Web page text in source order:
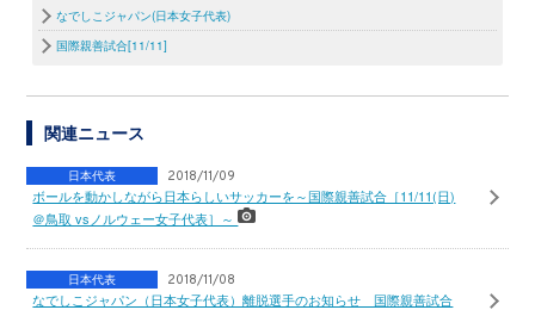
なでしこジャパン(日本女子代表)
国際親善試合[11/11]
関連ニュース
日本代表 2018/11/09
ボールを動かしながら日本らしいサッカーを～国際親善試合［11/11(日)
＠鳥取 vsノルウェー女子代表］～
日本代表 2018/11/08
なでしこジャパン（日本女子代表）離脱選手のお知らせ 国際親善試合